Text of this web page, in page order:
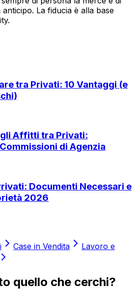
La fiducia è alla base
tra Privati: 10 Vantaggi (e
Affitti tra Privati:
di Agenzia
Documenti Necessari e
2026
Case in Vendita
Lavoro e
quello che cerchi?